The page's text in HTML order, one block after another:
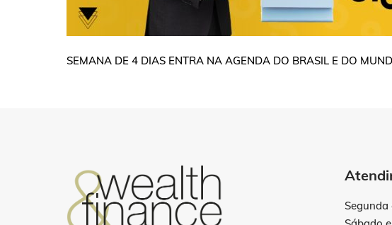
SEMANA DE 4 DIAS ENTRA NA AGENDA DO BRASIL E DO